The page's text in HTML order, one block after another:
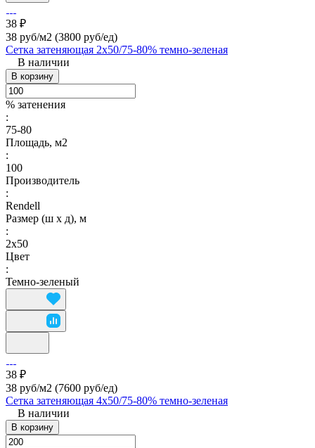
38 ₽
38 руб/м2 (3800 руб/eд)
Сетка затеняющая 2х50/75-80% темно-зеленая
В наличии
В корзину
% затенения
:
75-80
Площадь, м2
:
100
Производитель
:
Rendell
Размер (ш х д), м
:
2х50
Цвет
:
Темно-зеленый
38 ₽
38 руб/м2 (7600 руб/eд)
Сетка затеняющая 4х50/75-80% темно-зеленая
В наличии
В корзину